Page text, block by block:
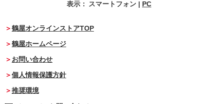
表示： スマートフォン | PC
鶴屋オンラインストアTOP
鶴屋ホームページ
お問い合わせ
個人情報保護方針
推奨環境